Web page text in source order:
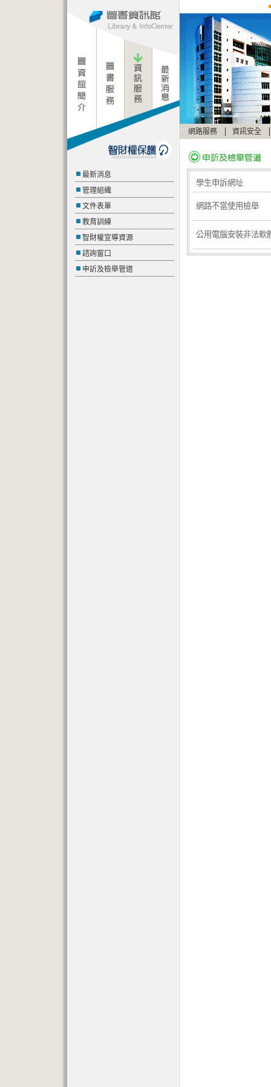
最新消息
管理組織
文件表單
教育訓練
智財權宣導資源
諮詢窗口
申訢及檢舉管道
::: 網路服務 | 資訊安全 |
學生申訴網址
網路不當使用檢舉
公用電腦安裝非法軟